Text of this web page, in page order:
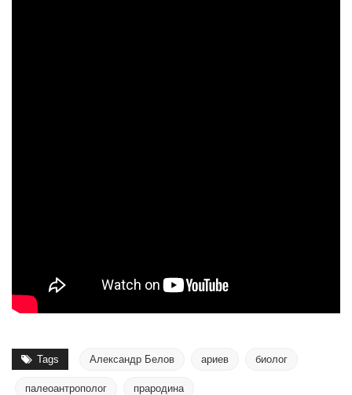
Tags Александр Белов ариев биолог
палеоантрополог прародина